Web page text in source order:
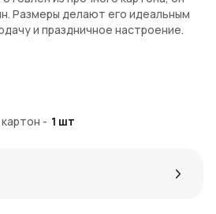
Размеры делают его идеальным
и праздничное настроение.
AzaliaNow. Доставка
- 1 шт